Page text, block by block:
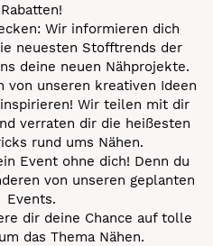
Rabatten!
Wir informieren dich
neuesten Stofftrends der
deine neuen Nähprojekte.
von unseren kreativen Ideen
Wir teilen mit dir
verraten dir die heißesten
rund ums Nähen.
Event ohne dich! Denn du
von unseren geplanten
Events.
dir deine Chance auf tolle
das Thema Nähen.